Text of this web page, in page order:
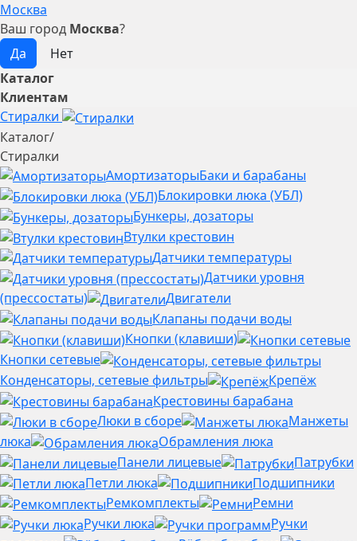
Москва
Ваш город Москва?
Каталог
Клиентам
Стиралки
Каталог/
Стиралки
АмортизаторыБаки и барабаны
Блокировки люка (УБЛ)
Бункеры, дозаторы
Втулки крестовин
Датчики температуры
Датчики уровня
(прессостаты)
Двигатели
Клапаны подачи воды
Кнопки (клавиши)
Кнопки сетевые
Конденсаторы, сетевые фильтры
Крепёж
Крестовины барабана
Люки в сборе
Манжеты
люка
Обрамления люка
Панели лицевые
Патрубки
Петли люка
Подшипники
Ремкомплекты
Ремни
Ручки люка
Ручки